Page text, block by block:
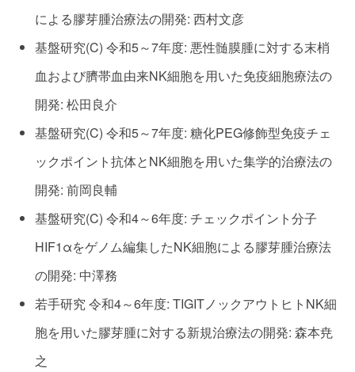
による膠芽腫治療法の開発: 西村文彦
基盤研究(C) 令和5～7年度: 悪性髄膜腫に対する末梢
血および臍帯血由来NK細胞を用いた免疫細胞療法の
開発: 松田良介
基盤研究(C) 令和5～7年度: 糖化PEG修飾型免疫チェ
ックポイント抗体とNK細胞を用いた集学的治療法の
開発: 前岡良輔
基盤研究(C) 令和4～6年度: チェックポイント分子
HIF1αをゲノム編集したNK細胞による膠芽腫治療法
の開発: 中澤務
若手研究 令和4～6年度: TIGITノックアウトヒトNK細
胞を用いた膠芽腫に対する新規治療法の開発: 森本尭
之